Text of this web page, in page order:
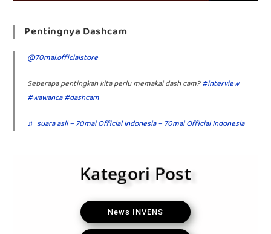
Pentingnya Dashcam
@70mai.officialstore
Seberapa pentingkah kita perlu memakai dash cam?#interview
#wawanca#dashcam
♬ suara asli – 70mai Official Indonesia – 70mai Official Indonesia
Kategori Post
News INVENS